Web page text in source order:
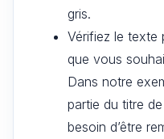
gris.
Vérifiez le texte
que vous
Dans notre
partie du titre de
besoin d’être